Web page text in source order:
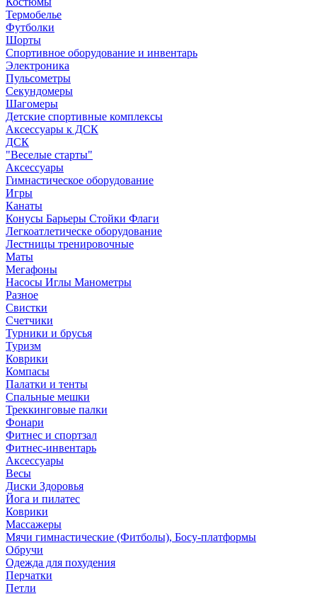
Термобелье
Футболки
Шорты
Спортивное оборудование и инвентарь
Электроника
Пульсометры
Секундомеры
Шагомеры
Детские спортивные комплексы
Аксессуары к ДСК
ДСК
"Веселые старты"
Аксессуары
Гимнастическое оборудование
Игры
Канаты
Конусы Барьеры Стойки Флаги
Легкоатлетическе оборудование
Лестницы тренировочные
Маты
Мегафоны
Насосы Иглы Манометры
Разное
Свистки
Счетчики
Турники и брусья
Туризм
Коврики
Компасы
Палатки и тенты
Спальные мешки
Треккинговые палки
Фонари
Фитнес и спортзал
Фитнес-инвентарь
Аксессуары
Весы
Диски Здоровья
Йога и пилатес
Коврики
Массажеры
Мячи гимнастические (Фитболы), Босу-платформы
Обручи
Одежда для похудения
Перчатки
Петли